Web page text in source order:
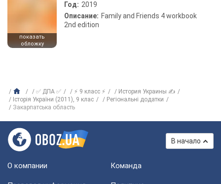
показать
обложку
Год: 2019
Описание: Family and Friends 4 workbook
2nd edition
✅ ДПА ✅ ⚡ 9 класс ⚡
История Украины ✍
Історія України (2011), 9 клас
Регіональні додатки
Закарпатська область
В начало
О компании Команда